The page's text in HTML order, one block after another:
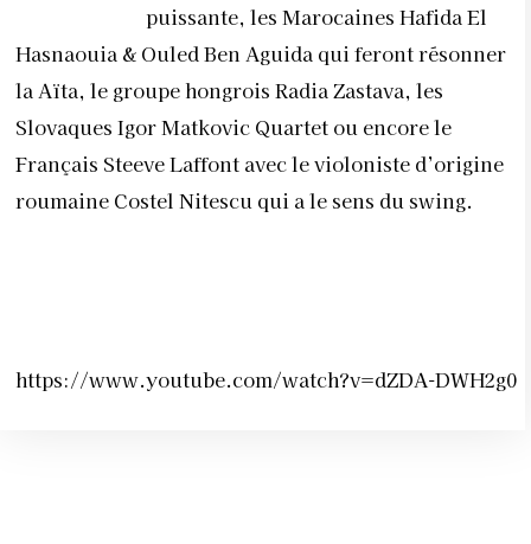
puissante, les Marocaines Hafida El
Hasnaouia & Ouled Ben Aguida qui feront résonner
la Aïta, le groupe hongrois Radia Zastava, les
Slovaques Igor Matkovic Quartet ou encore le
Français Steeve Laffont avec le violoniste d’origine
roumaine Costel Nitescu qui a le sens du swing.
https://www.youtube.com/watch?v=dZDA-DWH2g0